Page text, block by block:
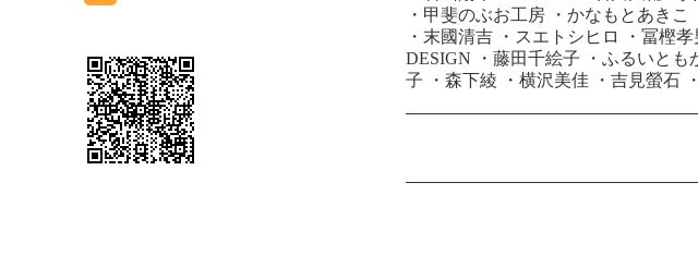
・ 甲斐のぶお工房 ・ かなもとあきこ
・ 末國清吉 ・ スエトシヒロ ・ 冨樫孝
DESIGN
・ 藤田千絵子 ・ ふるいとも
子
・ 森下綾 ・ 横沢美佳 ・ 吉見螢石 ・